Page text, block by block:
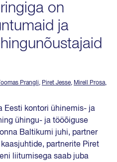
on
ja
Toomas Prangli, Piret Jesse, Mirell Prosa,
Eesti kontori ühinemis- ja
ühingu- ja tööõiguse
Baltikumi juhi, partner
partnerite Piret
liitumisega saab juba